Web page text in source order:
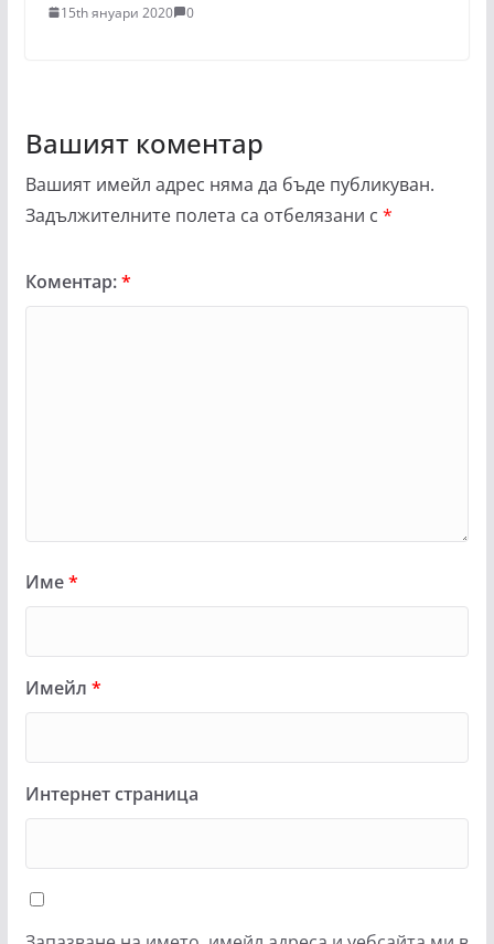
15th януари 2020 0
Вашият коментар
Вашият имейл адрес няма да бъде публикуван.
Задължителните полета са отбелязани с *
Коментар:*
Име*
Имейл *
Интернет страница